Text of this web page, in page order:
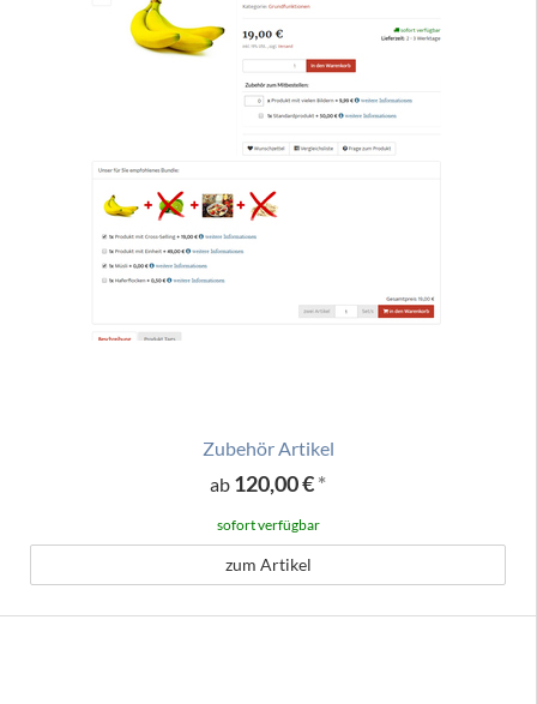
Zubehör Artikel
ab 120,00 €*
sofort verfügbar
zum Artikel